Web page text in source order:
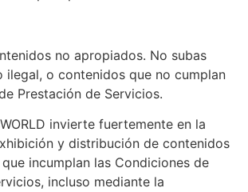
no apropiados. No subas
ilegal, o contenidos que no cumplan
Prestación de Servicios.
invierte fuertemente en la
y distribución de contenidos
incumplan las Condiciones de
incluso mediante la